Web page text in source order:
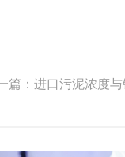
篇：进口污泥浓度